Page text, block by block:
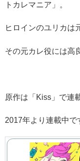
トカレマニア」。
ヒロインのユリカは
その元カレ役には高
原作は「Kiss」で連
2017年より連載中で